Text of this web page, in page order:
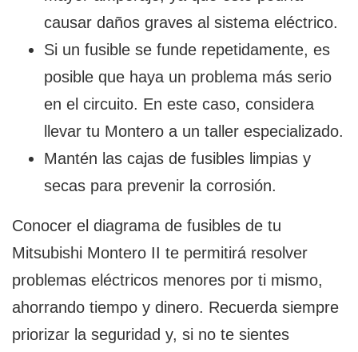
causar daños graves al sistema eléctrico.
Si un fusible se funde repetidamente, es
posible que haya un problema más serio
en el circuito. En este caso, considera
llevar tu Montero a un taller especializado.
Mantén las cajas de fusibles limpias y
secas para prevenir la corrosión.
Conocer el diagrama de fusibles de tu
Mitsubishi Montero II te permitirá resolver
problemas eléctricos menores por ti mismo,
ahorrando tiempo y dinero. Recuerda siempre
priorizar la seguridad y, si no te sientes